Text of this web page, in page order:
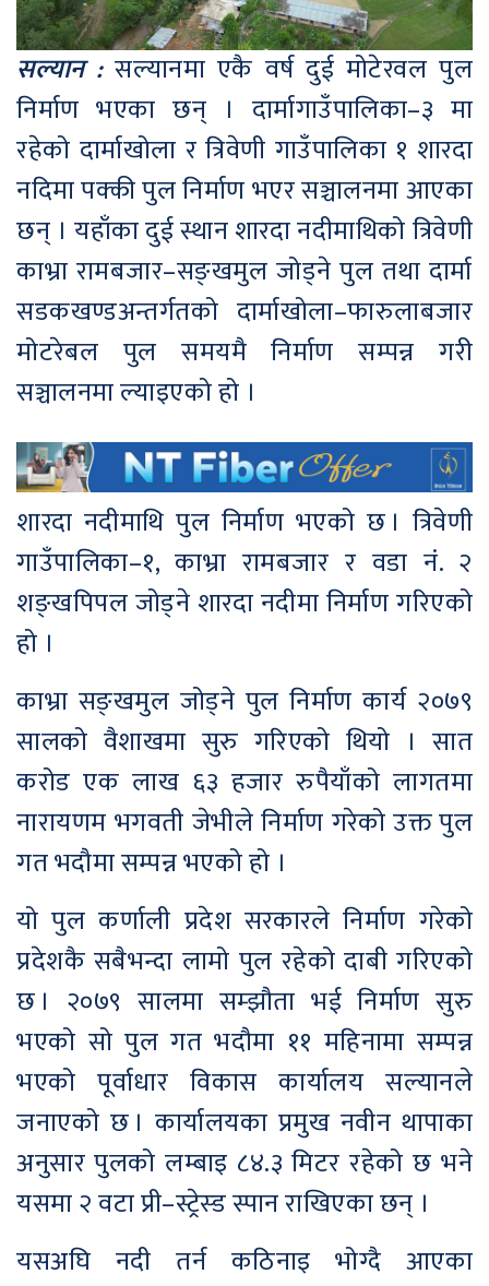
सल्यान :सल्यानमा एकै वर्ष दुई मोटेरवल पुल
निर्माण भएका छन् । दार्मागाउँपालिका–३ मा
रहेको दार्माखोला र त्रिवेणी गाउँपालिका १ शारदा
नदिमा पक्की पुल निर्माण भएर सञ्चालनमा आएका
छन् । यहाँका दुई स्थान शारदा नदीमाथिको त्रिवेणी
काभ्रा रामबजार–सङ्खमुल जोड्ने पुल तथा दार्मा
सडकखण्डअन्तर्गतको दार्माखोला–फारुलाबजार
मोटरेबल पुल समयमै निर्माण सम्पन्न गरी
सञ्चालनमा ल्याइएको हो ।
शारदा नदीमाथि पुल निर्माण भएको छ । त्रिवेणी
गाउँपालिका–१, काभ्रा रामबजार र वडा नं. २
शङ्खपिपल जोड्ने शारदा नदीमा निर्माण गरिएको
हो ।
काभ्रा सङ्खमुल जोड्ने पुल निर्माण कार्य २०७९
सालको वैशाखमा सुरु गरिएको थियो । सात
करोड एक लाख ६३ हजार रुपैयाँको लागतमा
नारायणम भगवती जेभीले निर्माण गरेको उक्त पुल
गत भदौमा सम्पन्न भएको हो ।
यो पुल कर्णाली प्रदेश सरकारले निर्माण गरेको
प्रदेशकै सबैभन्दा लामो पुल रहेको दाबी गरिएको
छ । २०७९ सालमा सम्झौता भई निर्माण सुरु
भएको सो पुल गत भदौमा ११ महिनामा सम्पन्न
भएको पूर्वाधार विकास कार्यालय सल्यानले
जनाएको छ । कार्यालयका प्रमुख नवीन थापाका
अनुसार पुलको लम्बाइ ८४.३ मिटर रहेको छ भने
यसमा २ वटा प्री–स्ट्रेस्ड स्पान राखिएका छन् ।
यसअघि नदी तर्न कठिनाइ भोग्दै आएका